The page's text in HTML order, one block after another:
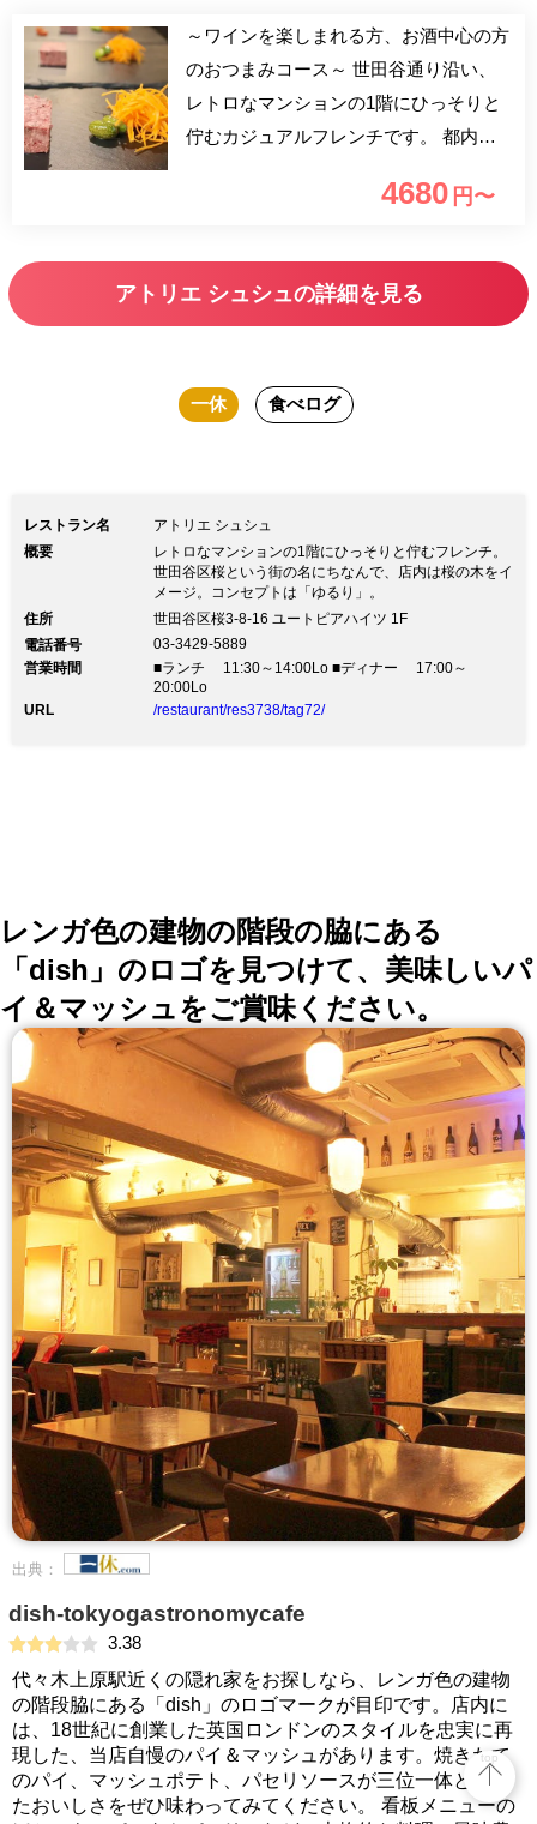
～ワインを楽しまれる方、お酒中心の方
のおつまみコース～ 世田谷通り沿い、
レトロなマンションの1階にひっそりと
佇むカジュアルフレンチです。 都内有
る料理は古典的ながらも古臭さを感じ
まで楽しんでいただけるよう組み立てて
います。 忙しい日常を忘れてこだわり
4680 円〜
アトリエ シュシュの詳細を見る
一休 食べログ
レストラン名
アトリエ シュシュ
概要
レトロなマンションの1階にひっそりと佇むフレンチ。
世田谷区桜という街の名にちなんで、店内は桜の木をイ
メージ。コンセプトは「ゆるり」。
住所
世田谷区桜3-8-16 ユートピアハイツ 1F
電話番号
03-3429-5889
営業時間
■ランチ 11:30～14:00Lo ■ディナー 17:00～
20:00Lo
URL
/restaurant/res3738/tag72/
レンガ色の建物の階段の脇にある
「dish」のロゴを見つけて、美味しいパ
イ＆マッシュをご賞味ください。
出典：
dish-tokyogastronomycafe
3.38
代々木上原駅近くの隠れ家をお探しなら、レンガ色の建物
の階段脇にある「dish」のロゴマークが目印です。店内に
は、18世紀に創業した英国ロンドンのスタイルを忠実に再
現した、当店自慢のパイ＆マッシュがあります。焼きたて
のパイ、マッシュポテト、パセリソースが三位一体となっ
たおいしさをぜひ味わってみてください。 看板メニューの
top